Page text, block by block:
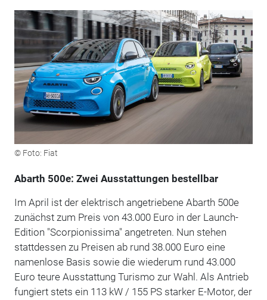
© Foto: Fiat
Abarth 500e: Zwei Ausstattungen bestellbar
Im April ist der elektrisch angetriebene Abarth 500e
zunächst zum Preis von 43.000 Euro in der Launch-
Edition "Scorpionissima" angetreten. Nun stehen
stattdessen zu Preisen ab rund 38.000 Euro eine
namenlose Basis sowie die wiederum rund 43.000
Euro teure Ausstattung Turismo zur Wahl. Als Antrieb
fungiert stets ein 113 kW / 155 PS starker E-Motor, der